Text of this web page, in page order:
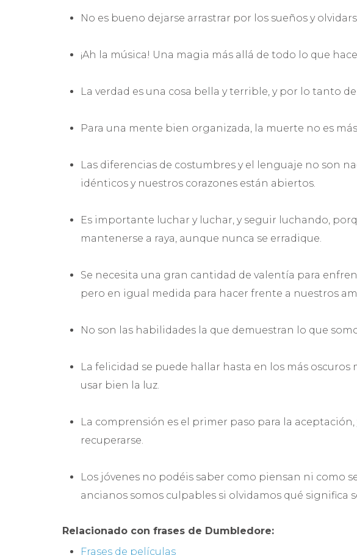
No es bueno dejarse arrastrar por los sueños y
¡Ah la música! Una magia más allá de todo lo que
La verdad es una cosa bella y terrible, y por lo tanto
Para una mente bien organizada, la muerte no es
Las diferencias de costumbres y el lenguaje no son
idénticos y nuestros corazones están abiertos.
Es importante luchar y luchar, y seguir luchando,
mantenerse a raya, aunque nunca se erradique.
Se necesita una gran cantidad de valentía para
pero en igual medida para hacer frente a nuestros
No son las habilidades la que demuestran lo que
La felicidad se puede hallar hasta en los más oscuros
usar bien la luz.
La comprensión es el primer paso para la
recuperarse.
Los jóvenes no podéis saber como piensan ni como
ancianos somos culpables si olvidamos qué significa
Relacionado con frases de Dumbledore:
Frases de películas